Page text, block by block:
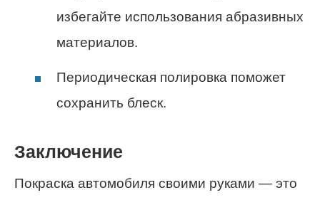
избегайте использования абразивных
материалов.
Периодическая полировка поможет
сохранить блеск.
Заключение
Покраска автомобиля своими руками — это